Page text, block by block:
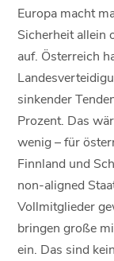
Europa macht
Sicherheit allein
auf. Österreich
sinkender
Prozent. Das
wenig – für
Finnland und
non-aligned
Vollmitglieder
bringen große
ein. Das sind